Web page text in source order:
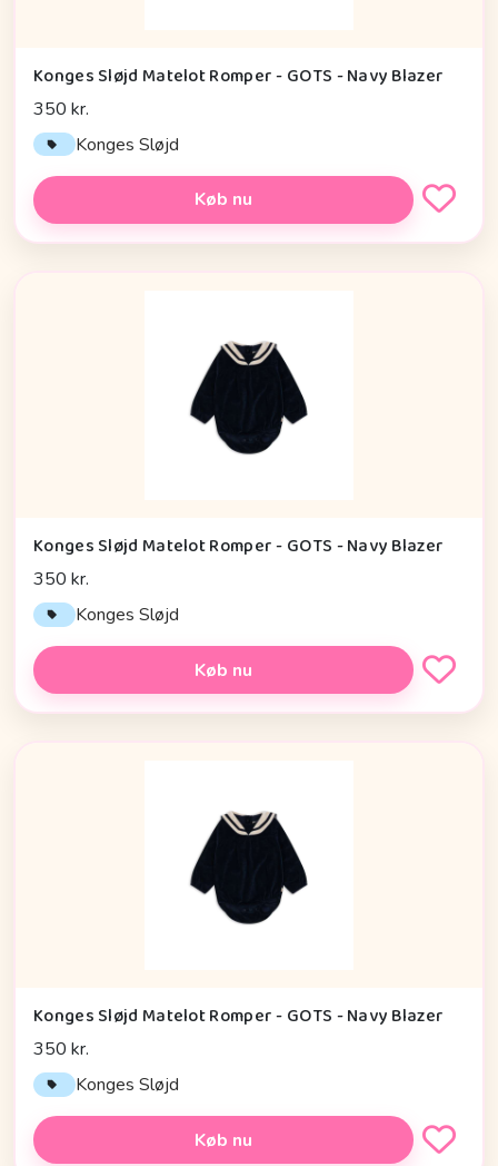
Konges Sløjd Matelot Romper - GOTS - Navy Blazer
350 kr.
Konges Sløjd
Køb nu
Konges Sløjd Matelot Romper - GOTS - Navy Blazer
350 kr.
Konges Sløjd
Køb nu
Konges Sløjd Matelot Romper - GOTS - Navy Blazer
350 kr.
Konges Sløjd
Køb nu